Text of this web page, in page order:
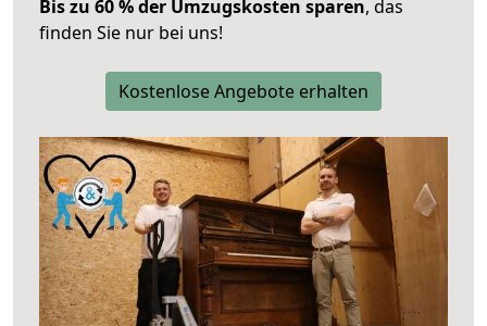
Bis zu 60 % der Umzugskosten sparen, das
finden Sie nur bei uns!
Kostenlose Angebote erhalten